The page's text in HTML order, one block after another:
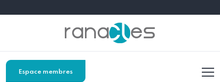
Espace membres